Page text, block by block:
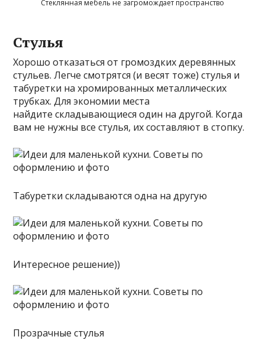
Стеклянная мебель не загромождает пространство
Стулья
Хорошо отказаться от громоздких деревянных
стульев. Легче смотрятся (и весят тоже) стулья и
табуретки на хромированных металлических
трубках. Для экономии места
найдите складывающиеся один на другой. Когда
вам не нужны все стулья, их составляют в стопку.
Табуретки складываются одна на другую
Интересное решение))
Прозрачные стулья